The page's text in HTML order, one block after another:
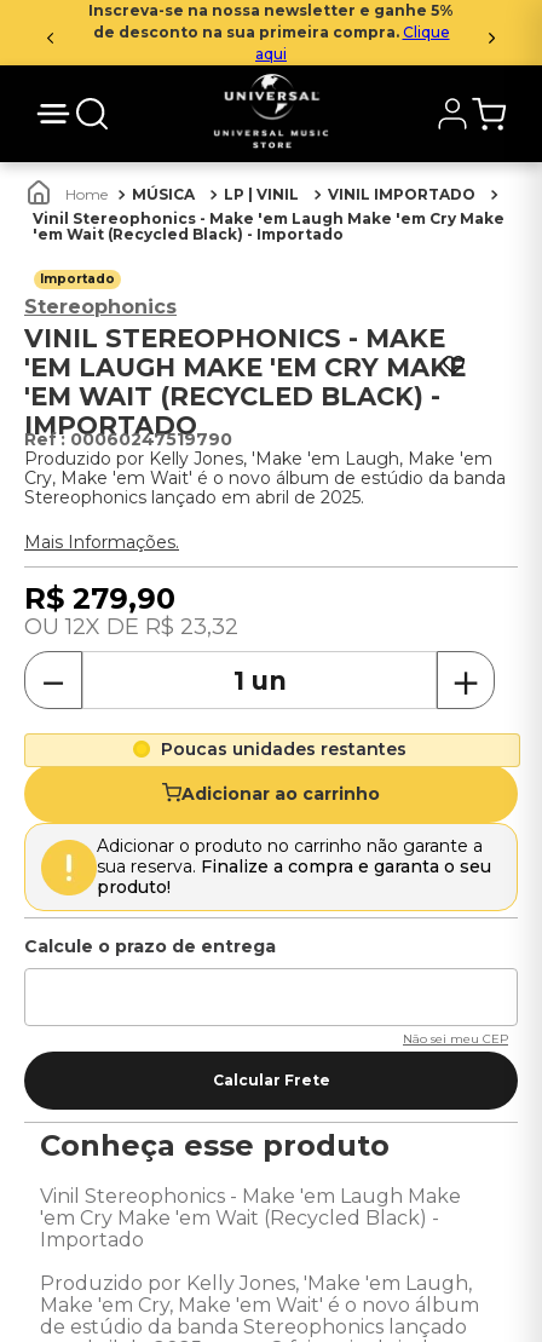
Inscreva-se na nossa newsletter e ganhe 5%
de desconto na sua primeira compra. Clique
aqui
MÚSICA LP | VINIL
VINIL IMPORTADO
Vinil Stereophonics - Make 'em Laugh Make 'em Cry Make
'em Wait (Recycled Black) - Importado
Importado
Stereophonics
VINIL STEREOPHONICS - MAKE
'EM LAUGH MAKE 'EM CRY MAKE
'EM WAIT (RECYCLED BLACK) -
IMPORTADO
: 00060247519790
Produzido por Kelly Jones, 'Make 'em Laugh, Make 'em
Cry, Make 'em Wait' é o novo álbum de estúdio da banda
Stereophonics lançado em abril de 2025.
Mais Informações.
R$ 279,90
12 R$ 23,32
＋
－
Poucas unidades restantes
Adicionar ao carrinho
Adicionar o produto no carrinho não garante a
sua reserva. Finalize a compra e garanta o seu
produto!
Não sei meu CEP
Conheça esse produto
Vinil Stereophonics - Make 'em Laugh Make
'em Cry Make 'em Wait (Recycled Black) -
Importado
Produzido por Kelly Jones, 'Make 'em Laugh,
Make 'em Cry, Make 'em Wait' é o novo álbum
de estúdio da banda Stereophonics lançado